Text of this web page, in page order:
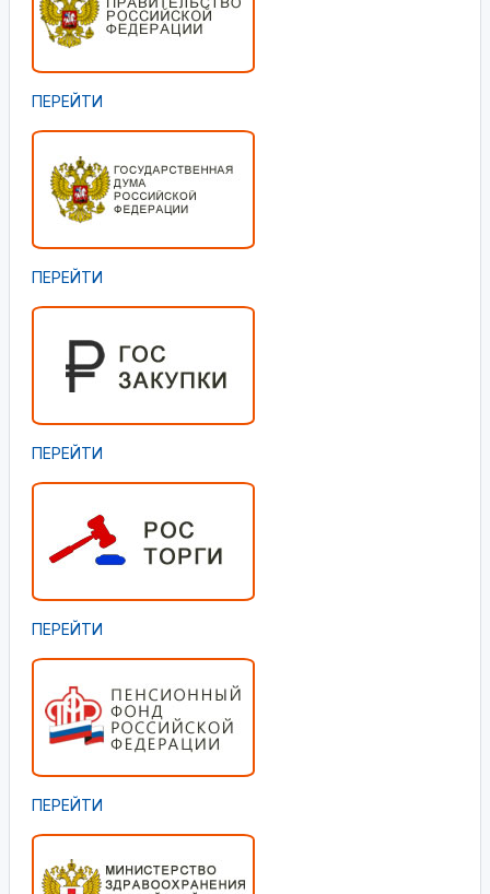
ПЕРЕЙТИ
ПЕРЕЙТИ
ПЕРЕЙТИ
ПЕРЕЙТИ
ПЕРЕЙТИ